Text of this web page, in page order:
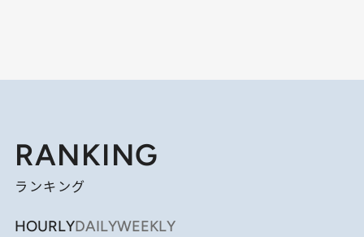
RANKING
ランキング
HOURLYDAILYWEEKLY